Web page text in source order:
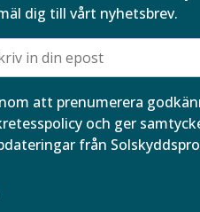
dig till vårt nyhetsbrev.
att prenumerera
och ger
från